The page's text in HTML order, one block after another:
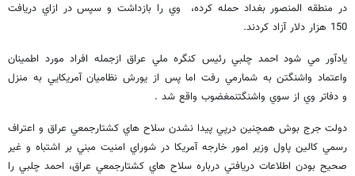
در منطقه المنصور بغداد حمله كرده، وي را بازداشت و سپس در ازاي دريافت
150 هزار دلار آزاد كردند.
يادآور مي شود احمد چلبي رئيس كنگره ملي عراق ازجمله افراد مورد اطمينان
واعتماد واشنگتن به شمارمي رفت اما پس از يورش نظاميان آمريكايي به منزل
و دفاتر وي از سوي واشنگتنمغضوب واقع شد .
دولت جرج بوش همچنين درپي پيدا نشدن سلاح هاي كشتارجمعي عراق و اعتراف
رسمي كالين پاول وزير امور خارجه آمريكا در شوراي امنيت مبني بر اشتباه و غير
صحيح بودن اطلاعات دريافتي درباره سلاح هاي كشتارجمعي عراق، احمد چلبي را